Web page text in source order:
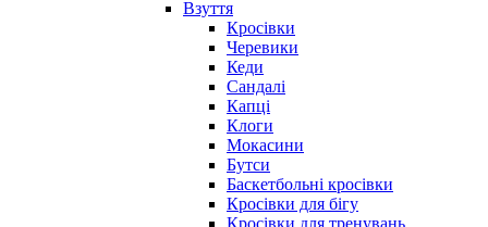
Взуття
Кросівки
Черевики
Кеди
Сандалі
Капці
Клоги
Мокасини
Бутси
Баскетбольні кросівки
Кросівки для бігу
Кросівки для тренувань